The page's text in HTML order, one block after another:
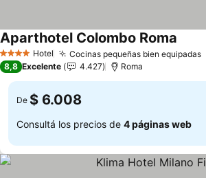
4 EstrellasHotel Cocinas pequeñas bien equipadas
Aparthotel Colombo Roma
8,8 Excelente 4.427 Roma
De $ 6.008
Consultá los precios de 4 páginas web